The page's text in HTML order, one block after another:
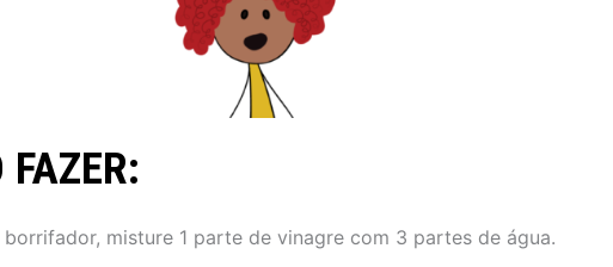
FAZER:
borrifador, misture 1 parte de vinagre com 3 partes de água.